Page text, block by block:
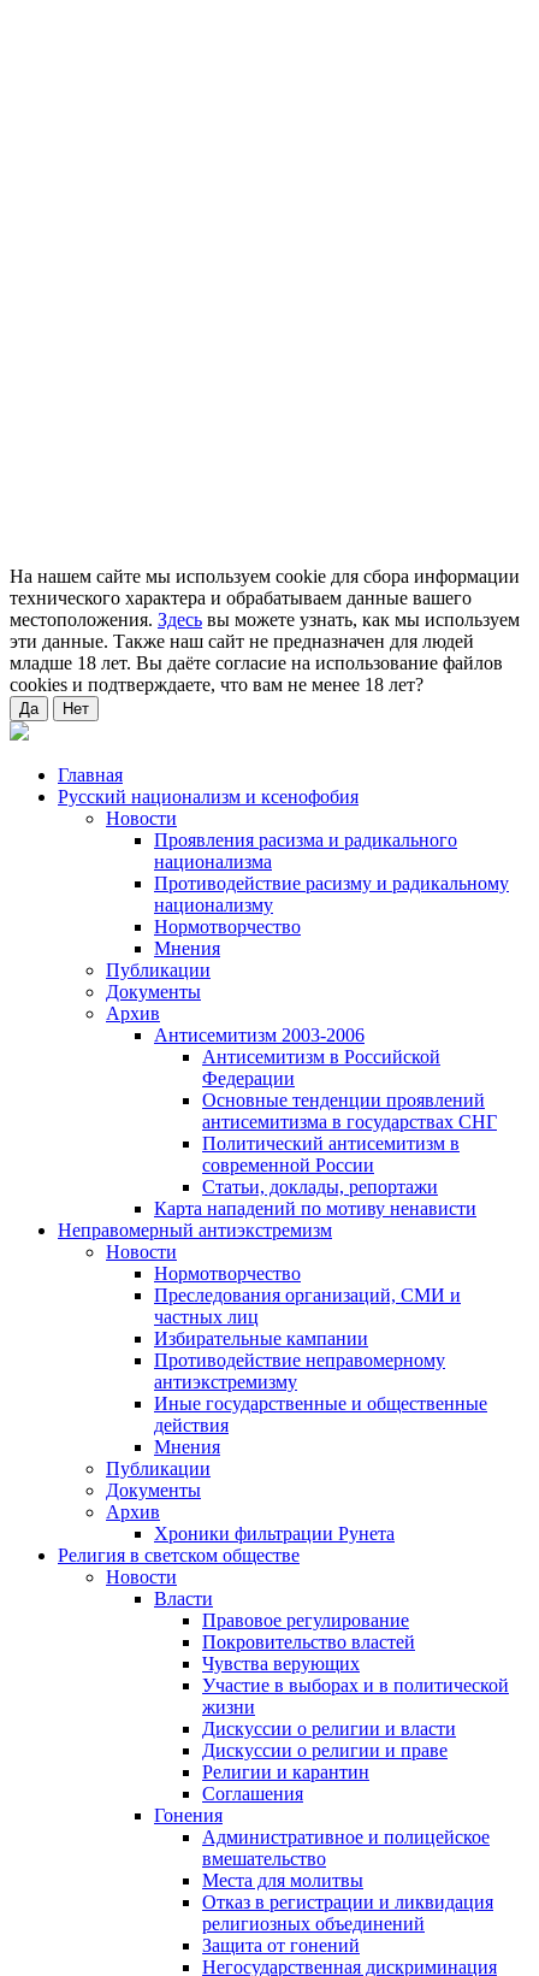
На нашем сайте мы используем cookie для сбора информации
технического характера и обрабатываем данные вашего
местоположения. Здесь вы можете узнать, как мы используем
эти данные. Также наш сайт не предназначен для людей
младше 18 лет. Вы даёте согласие на использование файлов
cookies и подтверждаете, что вам не менее 18 лет?
Да Нет
Главная
Русский национализм и ксенофобия
Новости
Проявления расизма и радикального
национализма
Противодействие расизму и радикальному
национализму
Нормотворчество
Мнения
Публикации
Документы
Архив
Антисемитизм 2003-2006
Антисемитизм в Российской
Федерации
Основные тенденции проявлений
антисемитизма в государствах СНГ
Политический антисемитизм в
современной России
Статьи, доклады, репортажи
Карта нападений по мотиву ненависти
Неправомерный антиэкстремизм
Новости
Нормотворчество
Преследования организаций, СМИ и
частных лиц
Избирательные кампании
Противодействие неправомерному
антиэкстремизму
Иные государственные и общественные
действия
Мнения
Публикации
Документы
Архив
Хроники фильтрации Рунета
Религия в светском обществе
Новости
Власти
Правовое регулирование
Покровительство властей
Чувства верующих
Участие в выборах и в политической
жизни
Дискуссии о религии и власти
Дискуссии о религии и праве
Религии и карантин
Соглашения
Гонения
Административное и полицейское
вмешательство
Места для молитвы
Отказ в регистрации и ликвидация
религиозных объединений
Защита от гонений
Негосударственная дискриминация